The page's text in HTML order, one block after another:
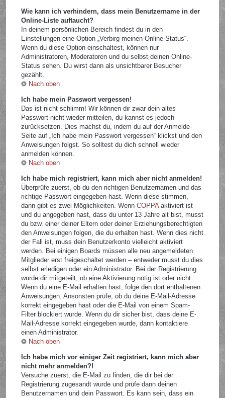
Wie kann ich verhindern, dass mein Benutzername in der
Online-Liste auftaucht?
In deinem persönlichen Bereich findest du in den
Einstellungen eine Option „Verbirg meinen Online-Status“.
Wenn du diese Option einschaltest, können nur
Administratoren, Moderatoren und du selbst deinen Online-
Status sehen. Du wirst dann als unsichtbarer Besucher
gezählt.
Nach oben
Ich habe mein Passwort vergessen!
Das ist nicht schlimm! Wir können dir zwar dein altes
Passwort nicht wieder mitteilen, du kannst es jedoch
zurücksetzen. Dies machst du, indem du auf der Anmelde-
Seite auf „Ich habe mein Passwort vergessen“ klickst und den
Anweisungen folgst. So solltest du dich schnell wieder
anmelden können.
Nach oben
Ich habe mich registriert, kann mich aber nicht anmelden!
Überprüfe zuerst, ob du den richtigen Benutzernamen und das
richtige Passwort eingegeben hast. Wenn diese stimmen,
dann gibt es zwei Möglichkeiten. WennCOPPAaktiviert ist
und du angegeben hast, dass du unter 13 Jahre alt bist, musst
du bzw. einer deiner Eltern oder deiner Erziehungsberechtigten
den Anweisungen folgen, die du erhalten hast. Wenn dies nicht
der Fall ist, muss dein Benutzerkonto vielleicht aktiviert
werden. Bei einigen Boards müssen alle neu angemeldeten
Mitglieder erst freigeschaltet werden – entweder musst du dies
selbst erledigen oder ein Administrator. Bei der Registrierung
wurde dir mitgeteilt, ob eine Aktivierung nötig ist oder nicht.
Wenn du eine E-Mail erhalten hast, folge den dort enthaltenen
Anweisungen. Ansonsten prüfe, ob du deine E-Mail-Adresse
korrekt eingegeben hast oder die E-Mail von einem Spam-
Filter blockiert wurde. Wenn du dir sicher bist, dass deine E-
Mail-Adresse korrekt eingegeben wurde, dann kontaktiere
einen Administrator.
Nach oben
Ich habe mich vor einiger Zeit registriert, kann mich aber
nicht mehr anmelden?!
Versuche zuerst, die E-Mail zu finden, die dir bei der
Registrierung zugesandt wurde und prüfe dann deinen
Benutzernamen und dein Passwort. Es kann sein, dass ein